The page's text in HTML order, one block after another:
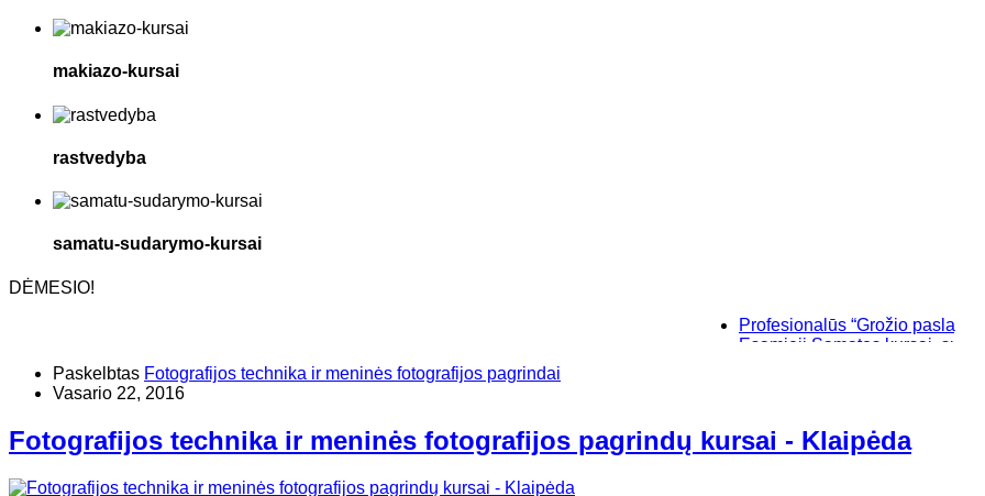
makiazo-kursai
rastvedyba
samatu-sudarymo-kursai
DĖMESIO!
Profesionalūs “Grožio paslaptys”,
Esamieji Sąmatos kursai, su
Paskelbtas Fotografijos technika ir meninės fotografijos pagrindai
Vasario 22, 2016
Fotografijos technika ir meninės fotografijos pagrindų kursai - Klaipėda